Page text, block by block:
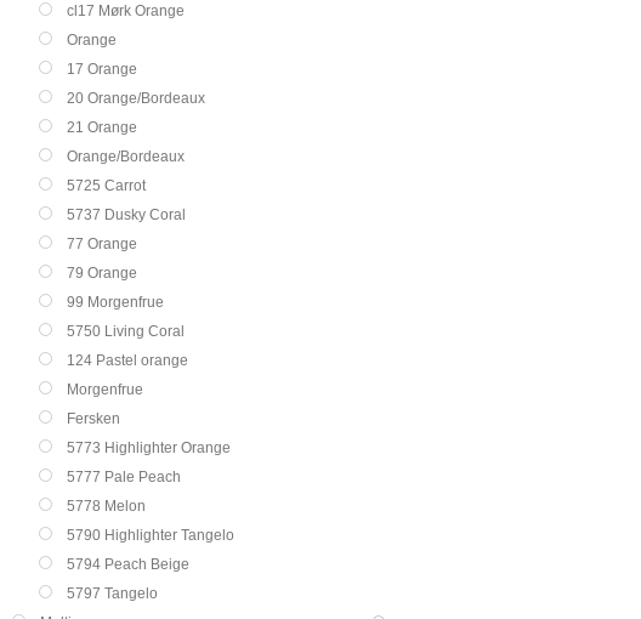
cl17 Mørk Orange
Orange
17 Orange
20 Orange/Bordeaux
21 Orange
Orange/Bordeaux
5725 Carrot
5737 Dusky Coral
77 Orange
79 Orange
99 Morgenfrue
5750 Living Coral
124 Pastel orange
Morgenfrue
Fersken
5773 Highlighter Orange
5777 Pale Peach
5778 Melon
5790 Highlighter Tangelo
5794 Peach Beige
5797 Tangelo